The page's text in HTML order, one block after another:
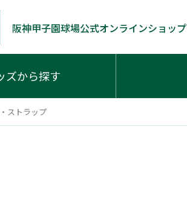
阪神甲子園球場公式オンラインショップ
ズから探す
ストラップ